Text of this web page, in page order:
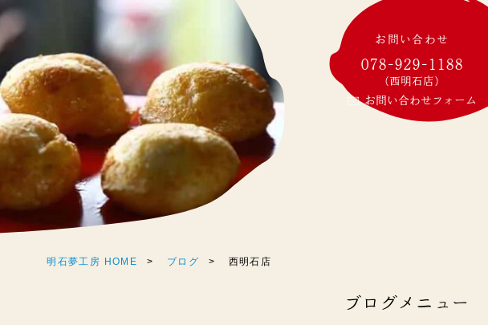
明石夢工房 HOME ブログ 西明石店
お問い合わせ
078-929-1188
(西明石店)
お問い合わせフォーム
ブログメニュー